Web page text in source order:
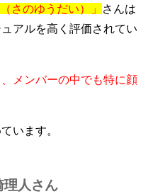
さのゆうだい）」
さんは
アルを高く評価されてい
メンバーの中でも特に顔
います。
理人さん